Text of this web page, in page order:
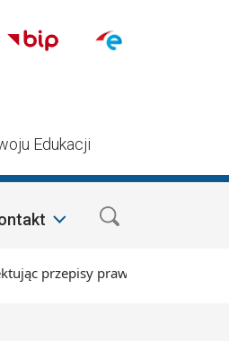
Edukacji
przepisy prawa i mając na